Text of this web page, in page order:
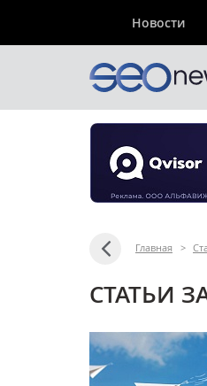
Новости
Главная >
СТАТЬИ